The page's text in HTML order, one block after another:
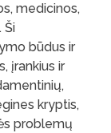
medicinos,
Ši
būdus ir
įrankius ir
kryptis,
problemų